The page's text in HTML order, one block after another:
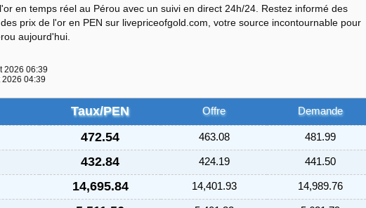
en temps réel au Pérou avec un suivi en direct 24h/24. Restez informé des
prix de l'or en PEN sur livepriceofgold.com, votre source incontournable pour
aujourd'hui.
2026 06:39
2026 04:39
Taux/PEN Offre Demande
472.54 463.08 481.99
432.84 424.19 441.50
14,695.84 14,401.93 14,989.76